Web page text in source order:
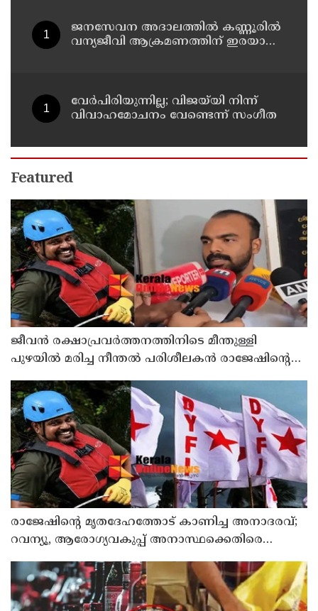
ജനസേവന അദാലത്തിൽ കണ്ണൂരിൽ
വന്യജീവി ആക്രമണത്തിന് ഇരയായ
വേർപിരിയുന്നില്ല; വിജയ്‍യി നിന്ന്
വിവാഹമോചനം വേണ്ടെന്ന് സംഗീത
Featured
ജീവൻ രക്ഷാപ്രവർത്തനത്തിനിടെ മീന്തുള്ളി
പുഴയിൽ മരിച്ച നീന്തൽ പരിശീലകൻ രാജേഷിൻ്റെ
നടപടിയെന്ന് കളക്ടർ
രാജേഷിന്റെ മൃതദേഹത്തോട് കാണിച്ച അനാദരവ്;
റവന്യൂ, ആരോഗ്യവകുപ്പ് അനാസ്ഥക്കെതിരെ
ശക്തമായ പ്രതിഷേധത്തിലേക്ക്